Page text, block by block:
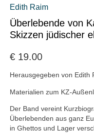
Edith Raim
Überlebende von
Skizzen jüdischer
€ 19.00
Herausgegeben von Edith
Materialien zum KZ-
Der Band vereint
Überlebenden aus ganz
in Ghettos und Lager